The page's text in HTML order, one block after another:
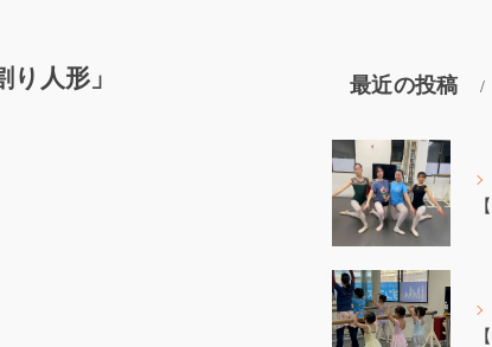
人形」 最近の投稿